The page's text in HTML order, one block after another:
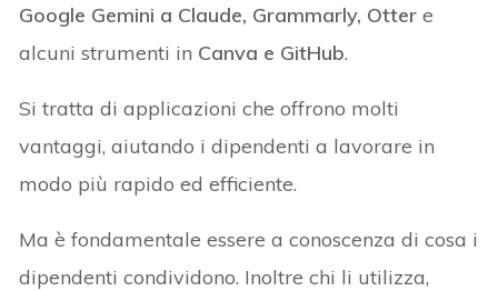
Google Gemini a Claude, Grammarly, Otter e
alcuni strumenti in Canva e GitHub.
Si tratta di applicazioni che offrono molti
vantaggi, aiutando i dipendenti a lavorare in
modo più rapido ed efficiente.
Ma è fondamentale essere a conoscenza di cosa i
dipendenti condividono. Inoltre chi li utilizza,